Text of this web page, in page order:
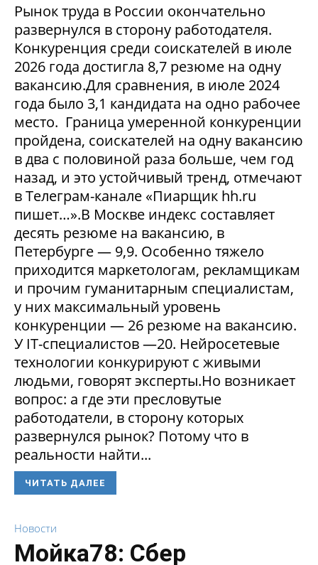
Рынок труда в России окончательно
развернулся в сторону работодателя.
Конкуренция среди соискателей в июле
2026 года достигла 8,7 резюме на одну
вакансию.Для сравнения, в июле 2024
года было 3,1 кандидата на одно рабочее
место. Граница умеренной конкуренции
пройдена, соискателей на одну вакансию
в два с половиной раза больше, чем год
назад, и это устойчивый тренд, отмечают
в Телеграм-канале «Пиарщик hh.ru
пишет…».В Москве индекс составляет
десять резюме на вакансию, в
Петербурге — 9,9. Особенно тяжело
приходится маркетологам, рекламщикам
и прочим гуманитарным специалистам,
у них максимальный уровень
конкуренции — 26 резюме на вакансию.
У IT-специалистов —20. Нейросетевые
технологии конкурируют с живыми
людьми, говорят эксперты.Но возникает
вопрос: а где эти пресловутые
работодатели, в сторону которых
развернулся рынок? Потому что в
реальности найти...
ЧИТАТЬ ДАЛЕЕ
Новости
Мойка78: Сбер